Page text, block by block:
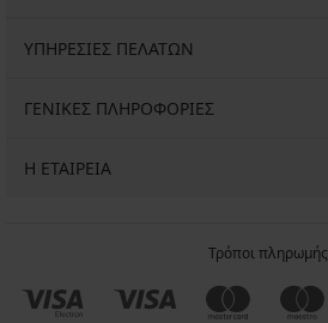
ΥΠΗΡΕΣΙΕΣ ΠΕΛΑΤΩΝ
ΓΕΝΙΚΕΣ ΠΛΗΡΟΦΟΡΙΕΣ
Η ΕΤΑΙΡΕΙΑ
Τρόποι πληρωμής